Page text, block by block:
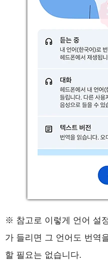
※ 참고로 이렇게 언어 설
가 들리면 그 언어도 번역
할 필요는 없습니다.